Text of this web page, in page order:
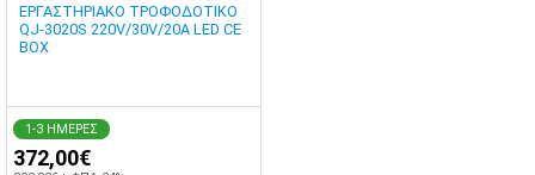
ΕΡΓΑΣΤΗΡΙΑΚΟ ΤΡΟΦΟΔΟΤΙΚΟ
QJ-3020S 220V/30V/20A LED CE
BOX
1-3 ΗΜΕΡΕΣ
372,00€